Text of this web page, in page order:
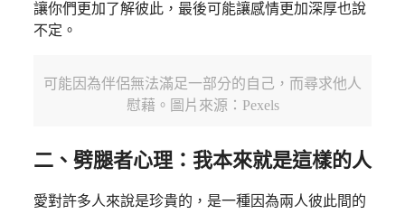
讓你們更加了解彼此，最後可能讓感情更加深厚也說
不定。
可能因為伴侶無法滿足一部分的自己，而尋求他人
慰藉。圖片來源：Pexels
二、劈腿者心理：我本來就是這樣的人
愛對許多人來說是珍貴的，是一種因為兩人彼此間的